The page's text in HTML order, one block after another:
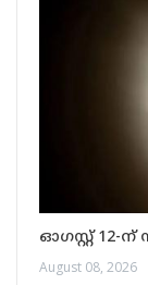
ഓഗസ്റ്റ്
August 08, 2026